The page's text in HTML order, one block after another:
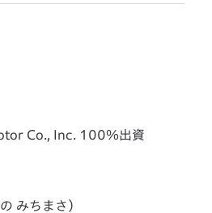
Co., Inc. 100％出資
みちまさ）